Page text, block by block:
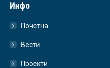
Инфо
Почетна
Вести
Проекти